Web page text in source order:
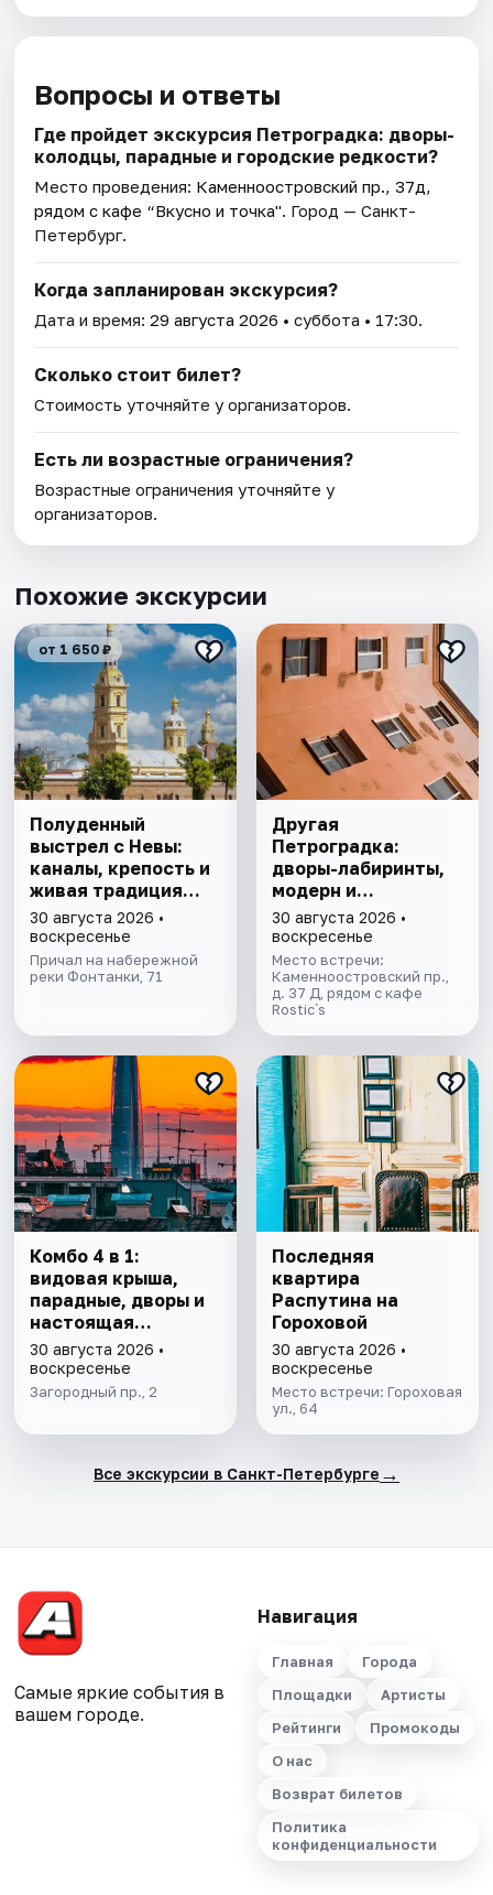
Вопросы и ответы
Где пройдет экскурсия Петроградка: дворы-
колодцы, парадные и городские редкости?
Место проведения: Каменноостровский пр., 37д,
рядом с кафе “Вкусно и точка". Город — Санкт-
Петербург.
Когда запланирован экскурсия?
Дата и время:29 августа 2026 • суббота • 17:30.
Сколько стоит билет?
Стоимость уточняйте у организаторов.
Есть ли возрастные ограничения?
Возрастные ограничения уточняйте у
организаторов.
Похожие экскурсии
от 1 650 ₽
Полуденный
выстрел с Невы:
каналы, крепость и
живая традиция
Петербурга
30 августа 2026 •
воскресенье
Причал на набережной
реки Фонтанки, 71
Другая
Петроградка:
дворы-лабиринты,
модерн и
киноистории в мини
группе
30 августа 2026 •
воскресенье
Место встречи:
Каменноостровский пр.,
д. 37 Д, рядом с кафе
Rostic`s
Комбо 4 в 1:
видовая крыша,
парадные, дворы и
настоящая
коммуналка
30 августа 2026 •
воскресенье
Загородный пр., 2
Последняя
квартира
Распутина на
Гороховой
30 августа 2026 •
воскресенье
Место встречи: Гороховая
ул., 64
Все экскурсии в Санкт-Петербурге →
Самые яркие события в
вашем городе.
Навигация
Главная
Города
Площадки
Артисты
Рейтинги
Промокоды
О нас
Возврат билетов
Политика
конфиденциальности